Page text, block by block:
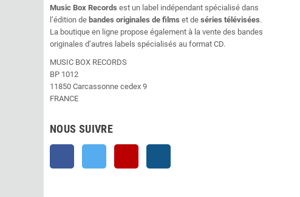
Music Box Records est un label indépendant spécialisé dans
l’édition de bandes originales de films et de séries télévisées.
La boutique en ligne propose également à la vente des bandes
originales d’autres labels spécialisés au format CD.
MUSIC BOX RECORDS
BP 1012
11850 Carcassonne cedex 9
FRANCE
NOUS SUIVRE
Facebook Twitter YouTube